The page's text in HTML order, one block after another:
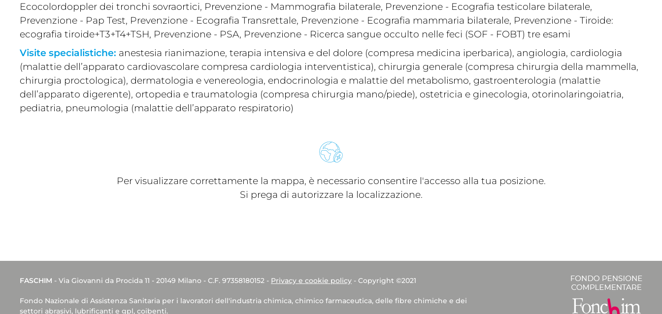
Ecocolordoppler dei tronchi sovraortici, Prevenzione - Mammografia bilaterale, Prevenzione - Ecografia testicolare bilaterale,
Prevenzione - Pap Test, Prevenzione - Ecografia Transrettale, Prevenzione - Ecografia mammaria bilaterale, Prevenzione - Tiroide:
ecografia tiroide+T3+T4+TSH, Prevenzione - PSA, Prevenzione - Ricerca sangue occulto nelle feci (SOF - FOBT) tre esami
Visite specialistiche: anestesia rianimazione, terapia intensiva e del dolore (compresa medicina iperbarica), angiologia, cardiologia
(malattie dell’apparato cardiovascolare compresa cardiologia interventistica), chirurgia generale (compresa chirurgia della mammella,
chirurgia proctologica), dermatologia e venereologia, endocrinologia e malattie del metabolismo, gastroenterologia (malattie
dell’apparato digerente), ortopedia e traumatologia (compresa chirurgia mano/piede), ostetricia e ginecologia, otorinolaringoiatria,
pediatria, pneumologia (malattie dell’apparato respiratorio)
Per visualizzare correttamente la mappa, è necessario consentire l'accesso alla tua posizione.
Si prega di autorizzare la localizzazione.
FASCHIM - Via Giovanni da Procida 11 - 20149 Milano - C.F. 97358180152 - Privacy e cookie policy - Copyright ©2021
Fondo Nazionale di Assistenza Sanitaria per i lavoratori dell'industria chimica, chimico farmaceutica, delle fibre chimiche e dei
settori abrasivi, lubrificanti e gpl, coibenti.